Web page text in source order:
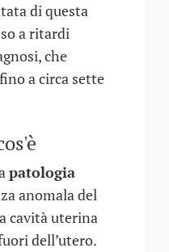
di questa
a ritardi
che
a circa sette
patologia
anomala del
cavità uterina
dell’utero.